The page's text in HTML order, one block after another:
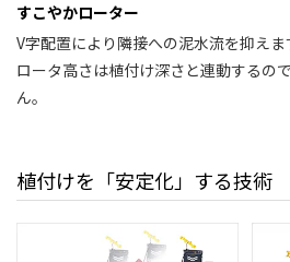
すこやかローター
V字配置により隣接への泥水流を抑えま
ロータ高さは植付け深さと連動するの
ん。
植付けを「安定化」する技術